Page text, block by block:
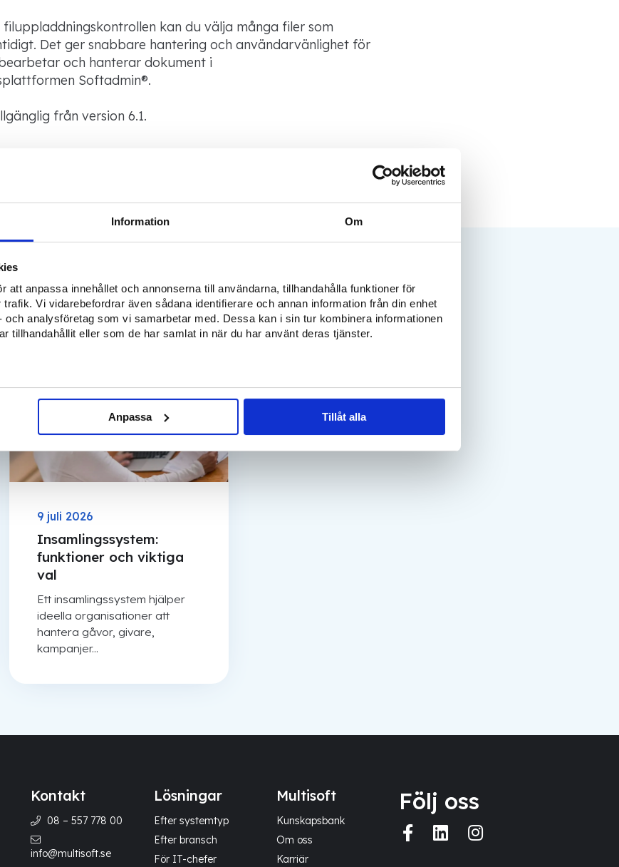
Information Om
att anpassa innehållet och annonserna till användarna, tillhandahålla funktioner för
Vi vidarebefordrar även sådana identifierare och annan information från din enhet
och analysföretag som vi samarbetar med. Dessa kan i sin tur kombinera informationen
tillhandahållit eller som de har samlat in när du har använt deras tjänster.
Anpassa Tillåt alla
filuppladdningskontrollen kan du välja många filer som
Det ger snabbare hantering och användarvänlighet för
och hanterar dokument i
Softadmin®.
från version 6.1.
Relaterade inlägg
Blogg
9 juli 2026
Insamlingssystem:
funktioner och viktiga
val
Ett insamlingssystem hjälper
ideella organisationer att
hantera gåvor, givare,
kampanjer...
Kontakt
08 – 557 778 00
info@multisoft.se
Lösningar
Efter systemtyp
Efter bransch
För IT-chefer
Multisoft
Kunskapsbank
Om oss
Karriär
Följ oss